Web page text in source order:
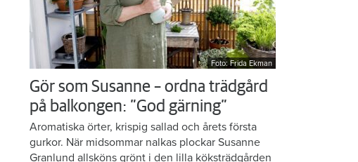
Foto: Frida Ekman
Gör som Susanne – ordna trädgård
på balkongen: ”God gärning”
Aromatiska örter, krispig sallad och årets första
gurkor. När midsommar nalkas plockar Susanne
Granlund allsköns grönt i den lilla köksträdgården